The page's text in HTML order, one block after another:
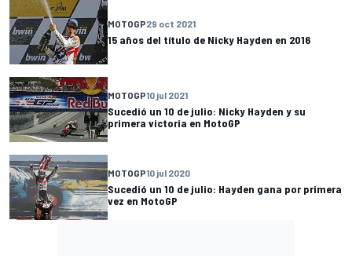
MOTOGP29 oct 2021
15 años del título de Nicky Hayden en 2016
MOTOGP10 jul 2021
Sucedió un 10 de julio: Nicky Hayden y su
primera victoria en MotoGP
MOTOGP10 jul 2020
Sucedió un 10 de julio: Hayden gana por primera
vez en MotoGP